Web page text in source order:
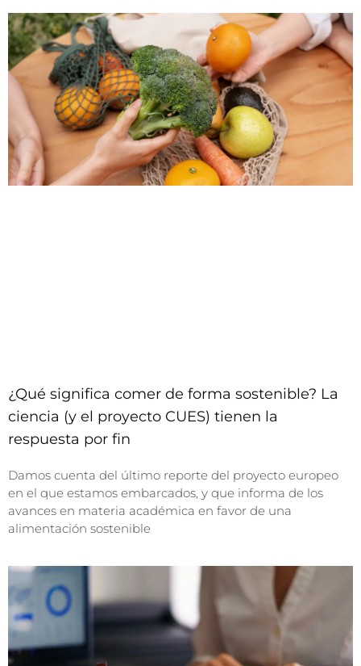
¿Qué significa comer de forma sostenible? La
ciencia (y el proyecto CUES) tienen la
respuesta por fin
Damos cuenta del último reporte del proyecto europeo
en el que estamos embarcados, y que informa de los
avances en materia académica en favor de una
alimentación sostenible